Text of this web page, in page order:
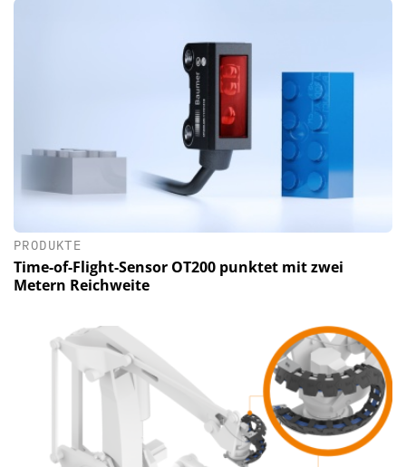
PRODUKTE
Time-of-Flight-Sensor OT200 punktet mit zwei
Metern Reichweite